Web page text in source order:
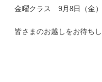
金曜クラス 9月8日（金）
皆さまのお越しをお待ち